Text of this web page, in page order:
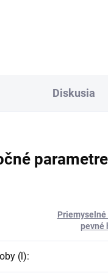
Diskusia
parametre
Priemyselné
pevné
(l):